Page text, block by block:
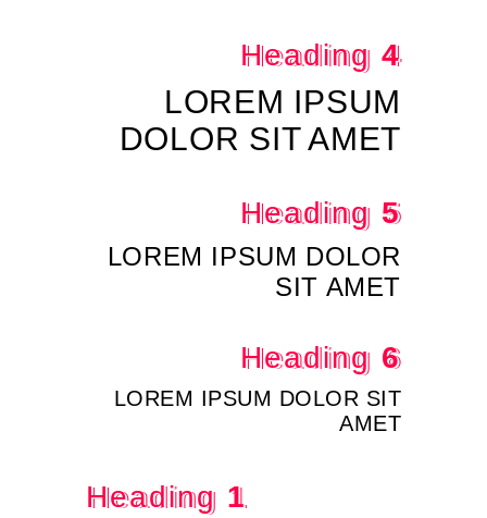
Heading 4
LOREM IPSUM
DOLOR SIT AMET
Heading 5
LOREM IPSUM DOLOR
SIT AMET
Heading 6
LOREM IPSUM DOLOR SIT
AMET
Heading 1